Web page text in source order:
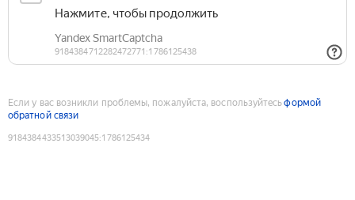
Если у вас возникли проблемы, пожалуйста, воспользуйтесьформой
обратной связи
9184384433513039045:1786125434